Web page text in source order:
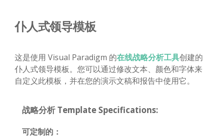
仆人式领导模板
这是使用 Visual Paradigm 的在线战略分析工具创建的
仆人式领导模板。您可以通过修改文本、颜色和字体来
自定义此模板，并在您的演示文稿和报告中使用它。
战略分析 Template Specifications:
可定制的：